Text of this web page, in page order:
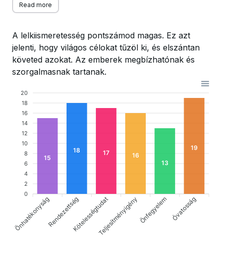
Read more
A lelkiismeretesség pontszámod magas. Ez azt
jelenti, hogy világos célokat tűzöl ki, és elszántan
követed azokat. Az emberek megbízhatónak és
szorgalmasnak tartanak.
20
18
16
14
12
10
8
6
4
2
0
15
18 17
16
13
19
ÖnhatékonyságRendezettségKötelességtudatTeljesítményigényÖnfegyelem Óvatosság